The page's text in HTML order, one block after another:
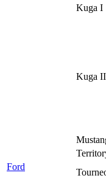
Ford
Kuga I
Kuga II